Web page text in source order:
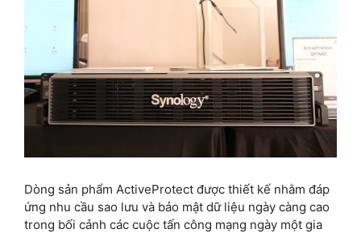
Dòng sản phẩm ActiveProtect được thiết kế nhằm đáp
ứng nhu cầu sao lưu và bảo mật dữ liệu ngày càng cao
trong bối cảnh các cuộc tấn công mạng ngày một gia